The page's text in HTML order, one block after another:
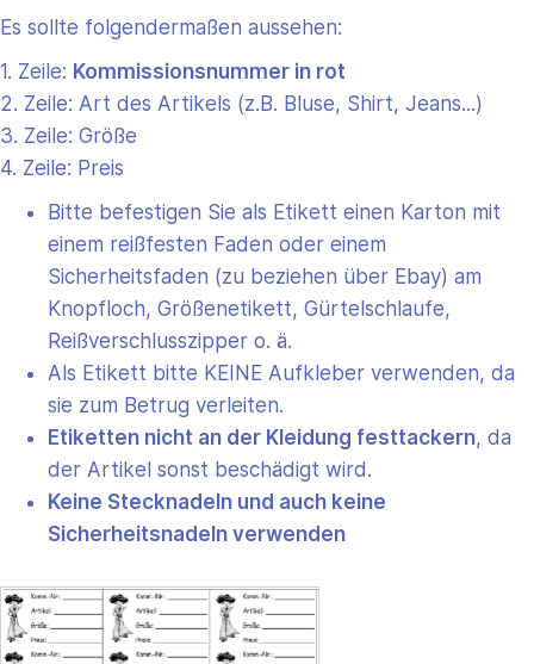
Es sollte folgendermaßen aussehen:
1. Zeile: Kommissionsnummer in rot
2. Zeile: Art des Artikels (z.B. Bluse, Shirt, Jeans...)
3. Zeile: Größe
4. Zeile: Preis
Bitte befestigen Sie als Etikett einen Karton mit
einem reißfesten Faden oder einem
Sicherheitsfaden (zu beziehen über Ebay) am
Knopfloch, Größenetikett, Gürtelschlaufe,
Reißverschlusszipper o. ä.
Als Etikett bitte KEINE Aufkleber verwenden, da
sie zum Betrug verleiten.
Etiketten nicht an der Kleidung festtackern, da
der Artikel sonst beschädigt wird.
Keine Stecknadeln und auch keine
Sicherheitsnadeln verwenden